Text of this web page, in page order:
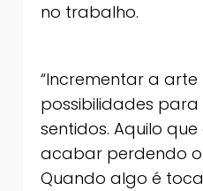
no trabalho.
“Incrementar a
possibilidades
sentidos. Aquilo
acabar perdendo o
Quando algo é